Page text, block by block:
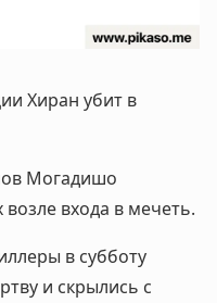
Хиран убит в
Могадишо
входа в мечеть.
в субботу
и скрылись с